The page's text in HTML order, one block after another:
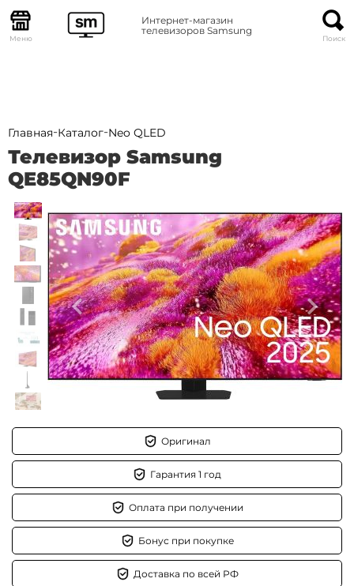
Меню
Интернет-магазин
телевизоров Samsung
Поиск
Главная-Каталог-Neo QLED
Телевизор Samsung
QE85QN90F
Оригинал
Гарантия 1 год
Оплата при получении
Бонус при покупке
Доставка по всей РФ